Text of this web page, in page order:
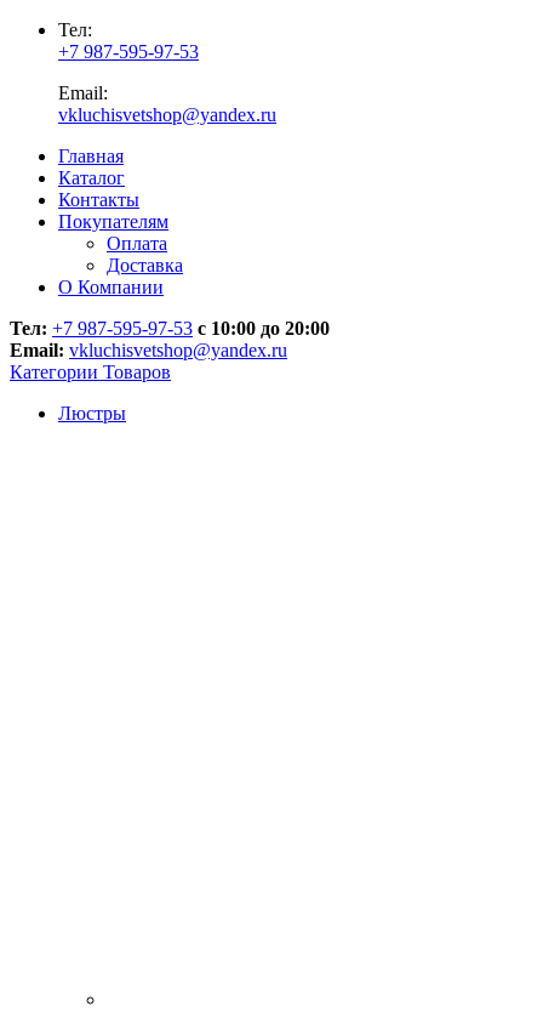
Тел:
+7 987-595-97-53
Email:
vkluchisvetshop@yandex.ru
Главная
Каталог
Контакты
Покупателям
Оплата
Доставка
О Компании
Тел: +7 987-595-97-53 с 10:00 до 20:00
Email: vkluchisvetshop@yandex.ru
Категории Товаров
Люстры